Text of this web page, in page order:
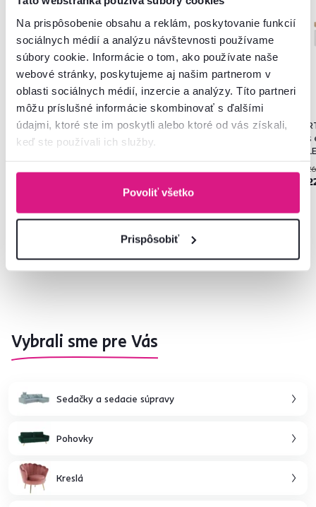
Na prispôsobenie obsahu a reklám, poskytovanie funkcií
sociálnych médií a analýzu návštevnosti používame
súbory cookie. Informácie o tom, ako používate naše
webové stránky, poskytujeme aj našim partnerom v
oblasti sociálnych médií, inzercie a analýzy. Títo partneri
môžu príslušné informácie skombinovať s ďalšími
údajmi, ktoré ste im poskytli alebo ktoré od vás získali,
keď ste používali ich služby.
Povoliť všetko
Prispôsobiť
Polica LYOP03, dub riviera/biela
s extra vysokým leskom,
LEONARDO
Komoda, dub bolzano/čierna,
-29%
Vybrali sme pre Vás
Sedačky a sedacie súpravy
Pohovky
Kreslá